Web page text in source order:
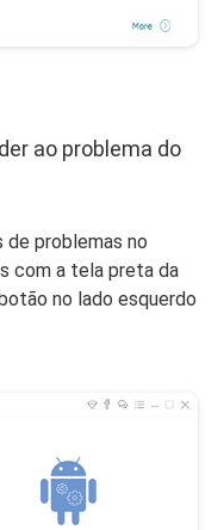
ao problema do
problemas no
com a tela preta da
botão no lado esquerdo